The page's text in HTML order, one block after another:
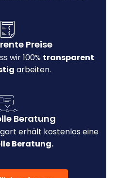
Preise
wir 100% transparent
arbeiten.
Beratung
erhält kostenlos eine
Beratung.